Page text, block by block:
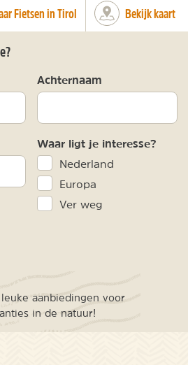
Fietsen in Tirol Bekijk kaart
Achternaam
Waar ligt je interesse?
Nederland
Europa
Ver weg
aanbiedingen voor
in de natuur!